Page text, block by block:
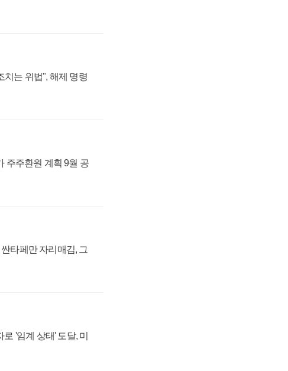
치는 위법", 해제 명령
주주환원 계획 9월 공
타페만 자리매김, 그
'임계 상태' 도달, 미